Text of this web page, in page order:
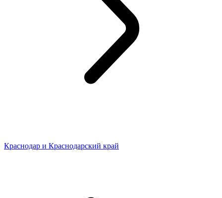
Краснодар и Краснодарский край